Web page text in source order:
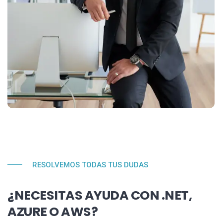
RESOLVEMOS TODAS TUS DUDAS
¿NECESITAS AYUDA CON .NET,
AZURE O AWS?